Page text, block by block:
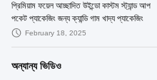
প্রিমিয়াম ফয়েল আচ্ছাদিত উইন্ডো কাস্টম স্ট্যান্ড আপ
পকেট প্যাকেজিং জন্য ক্যান্ডি গাম খাদ্য প্যাকেজিং
February 18, 2025
অন্যান্য ভিডিও